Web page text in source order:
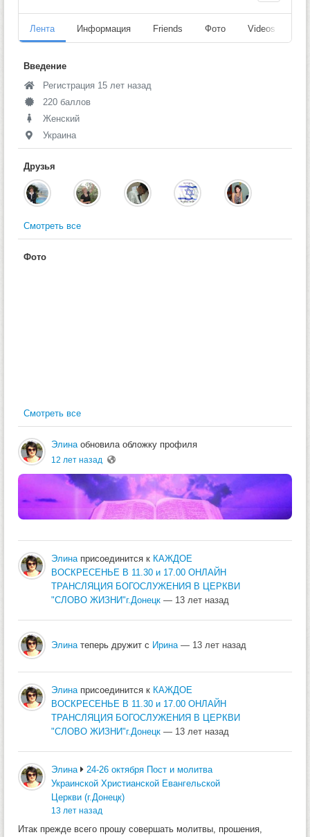
Лента Информация Friends Фото Videos
Введение
Регистрация 15 лет назад
220 баллов
Женский
Украина
Друзья
Смотреть все
Фото
Смотреть все
Элинаобновила обложку профиля
12 лет назад
Элинаприсоединится к КАЖДОЕ
ВОСКРЕСЕНЬЕ В 11.30 и 17.00 ОНЛАЙН
ТРАНСЛЯЦИЯ БОГОСЛУЖЕНИЯ В ЦЕРКВИ
"СЛОВО ЖИЗНИ"г.Донецк — 13 лет назад
Элинатеперь дружит с Ирина — 13 лет назад
Элинаприсоединится к КАЖДОЕ
ВОСКРЕСЕНЬЕ В 11.30 и 17.00 ОНЛАЙН
ТРАНСЛЯЦИЯ БОГОСЛУЖЕНИЯ В ЦЕРКВИ
"СЛОВО ЖИЗНИ"г.Донецк — 13 лет назад
Элина
24-26 октября Пост и молитва
Украинской Христианской Евангельской
Церкви (г.Донецк)
13 лет назад
Итак прежде всего прошу совершать молитвы, прошения,